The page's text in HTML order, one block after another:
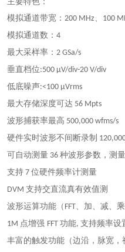
模拟通道带宽： 200 MHz、 100
模拟通道数： 4
最大采样率： 2 GSa/s
垂直档位:500 μV/div-20 V/div
低底噪声:<100 μVrms
最大存储深度可达 56 Mpts
波形捕获率最高 500,000 wfms/s
硬件实时波形不间断录制
可自动测量36 种波形参数，测
支持7 位硬件频率计测量
DVM 支持交直流真有效值测
波形运算功能（ FFT、加、减、
1M 点增强 FFT 功能, 支持频率设
丰富的触发功能（边沿，脉宽